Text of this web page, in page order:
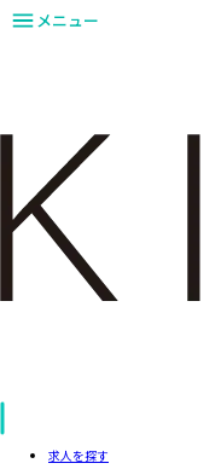
メニュー
求人を探す